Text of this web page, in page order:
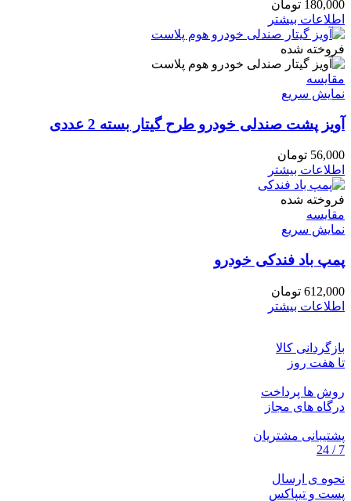
180,000 تومان
اطلاعات بیشتر
فروخته شده
مقايسه
نمایش سریع
آویز پشت صندلی خودرو طرح گیتار بسته 2 عددی
56,000 تومان
اطلاعات بیشتر
فروخته شده
مقايسه
نمایش سریع
پمپ باد فندکی خودرو
612,000 تومان
اطلاعات بیشتر
بازگردانی کالا
تا هفت روز
روش ها پرداخت
درگاه های مجاز
پشتیبانی مشتریان
7 / 24
نحوه ی ارسال
پست و تیپاکس